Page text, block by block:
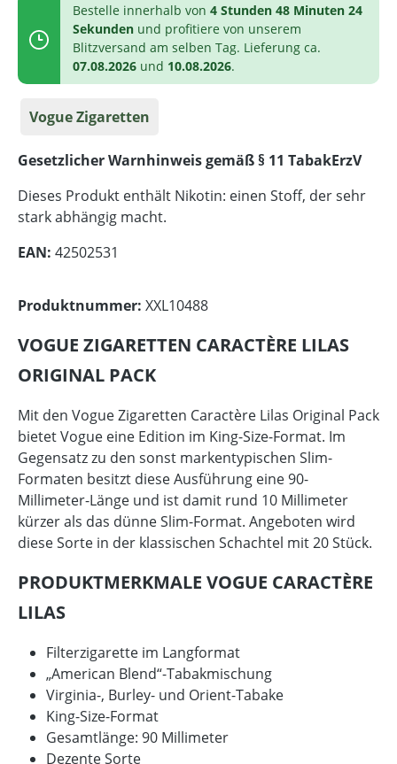
Bestelle innerhalb von 4 Stunden 48 Minuten 24
Sekunden und profitiere von unserem
Blitzversand am selben Tag. Lieferung ca.
07.08.2026 und 10.08.2026.
Vogue Zigaretten
Gesetzlicher Warnhinweis gemäß § 11 TabakErzV
Dieses Produkt enthält Nikotin: einen Stoff, der sehr
stark abhängig macht.
EAN: 42502531
Produktnummer: XXL10488
VOGUE ZIGARETTEN CARACTÈRE LILAS
ORIGINAL PACK
Mit den Vogue Zigaretten Caractère Lilas Original Pack
bietet Vogue eine Edition im King-Size-Format. Im
Gegensatz zu den sonst markentypischen Slim-
Formaten besitzt diese Ausführung eine 90-
Millimeter-Länge und ist damit rund 10 Millimeter
kürzer als das dünne Slim-Format. Angeboten wird
diese Sorte in der klassischen Schachtel mit 20 Stück.
PRODUKTMERKMALE VOGUE CARACTÈRE
LILAS
Filterzigarette im Langformat
„American Blend“-Tabakmischung
Virginia-, Burley- und Orient-Tabake
King-Size-Format
Gesamtlänge: 90 Millimeter
Dezente Sorte